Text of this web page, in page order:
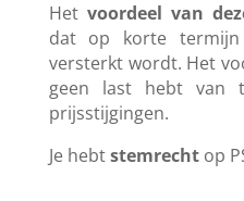
Het voordeel van
dat op korte termijn
versterkt wordt. Het
geen last hebt van
prijsstijgingen.
Je hebtstemrecht op